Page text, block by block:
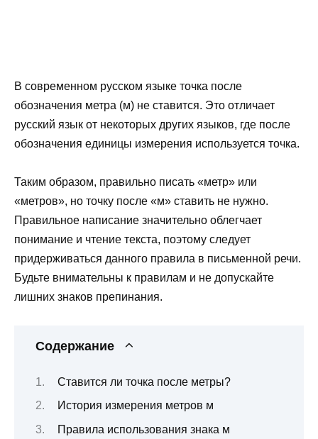
В современном русском языке точка после
обозначения метра (м) не ставится. Это отличает
русский язык от некоторых других языков, где после
обозначения единицы измерения используется точка.
Таким образом, правильно писать «метр» или
«метров», но точку после «м» ставить не нужно.
Правильное написание значительно облегчает
понимание и чтение текста, поэтому следует
придерживаться данного правила в письменной речи.
Будьте внимательны к правилам и не допускайте
лишних знаков препинания.
Содержание
Ставится ли точка после метры?
История измерения метров м
Правила использования знака м